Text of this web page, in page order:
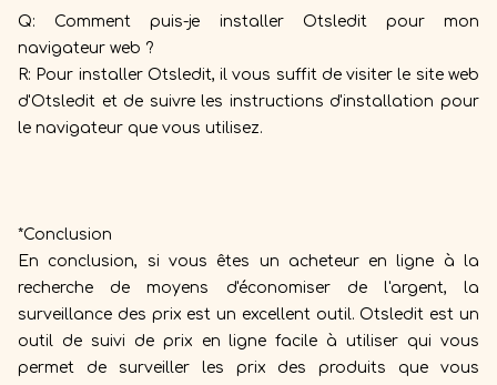
Q: Comment puis-je installer Otsledit pour mon
navigateur web ?
R: Pour installer Otsledit, il vous suffit de visiter le site web
d'Otsledit et de suivre les instructions d'installation pour
le navigateur que vous utilisez.
*Conclusion
En conclusion, si vous êtes un acheteur en ligne à la
recherche de moyens d'économiser de l'argent, la
surveillance des prix est un excellent outil. Otsledit est un
outil de suivi de prix en ligne facile à utiliser qui vous
permet de surveiller les prix des produits que vous